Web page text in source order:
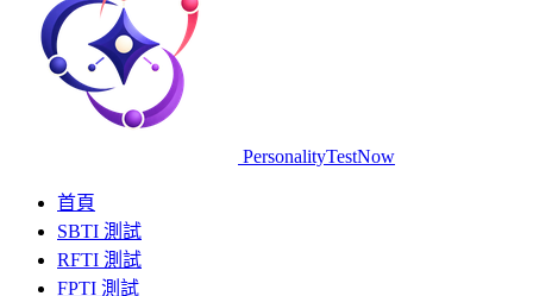
PersonalityTestNow
首頁
SBTI 測試
RFTI 測試
FPTI 測試